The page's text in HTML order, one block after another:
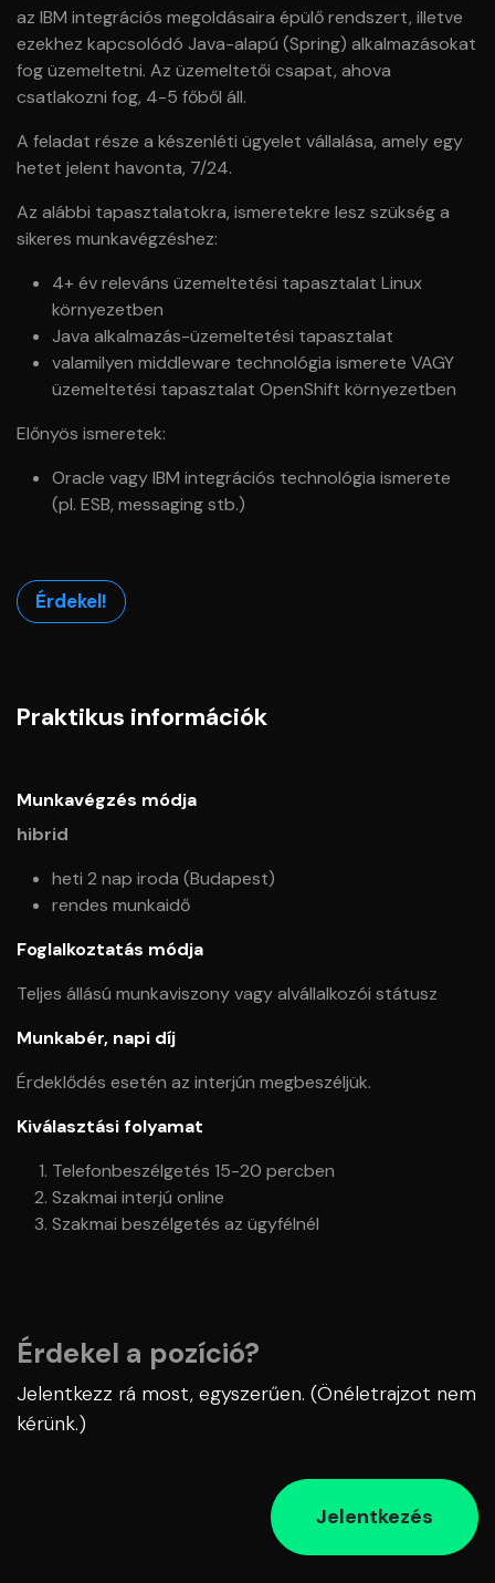
az IBM integrációs megoldásaira épülő rendszert, illetve
ezekhez kapcsolódó Java-alapú (Spring) alkalmazásokat
fog üzemeltetni. Az üzemeltetői csapat, ahova
csatlakozni fog, 4-5 főből áll.
A feladat része a készenléti ügyelet vállalása, amely egy
hetet jelent havonta, 7/24.
Az alábbi tapasztalatokra, ismeretekre lesz szükség a
sikeres munkavégzéshez:
4+ év releváns üzemeltetési tapasztalat Linux
környezetben
Java alkalmazás-üzemeltetési tapasztalat
valamilyen middleware technológia ismerete VAGY
üzemeltetési tapasztalat OpenShift környezetben
Előnyös ismeretek:
Oracle vagy IBM integrációs technológia ismerete
(pl. ESB, messaging stb.)
Érdekel!
Praktikus információk
Munkavégzés módja
hibrid
heti 2 nap iroda (Budapest)
rendes munkaidő
Foglalkoztatás módja
Teljes állású munkaviszony vagy alvállalkozói státusz
Munkabér, napi díj
Érdeklődés esetén az interjún megbeszéljük.
Kiválasztási folyamat
Telefonbeszélgetés 15-20 percben
Szakmai interjú online
Szakmai beszélgetés az ügyfélnél
Érdekel a pozíció?
Jelentkezz rá most, egyszerűen. (Önéletrajzot nem
kérünk.)
Jelentkezés